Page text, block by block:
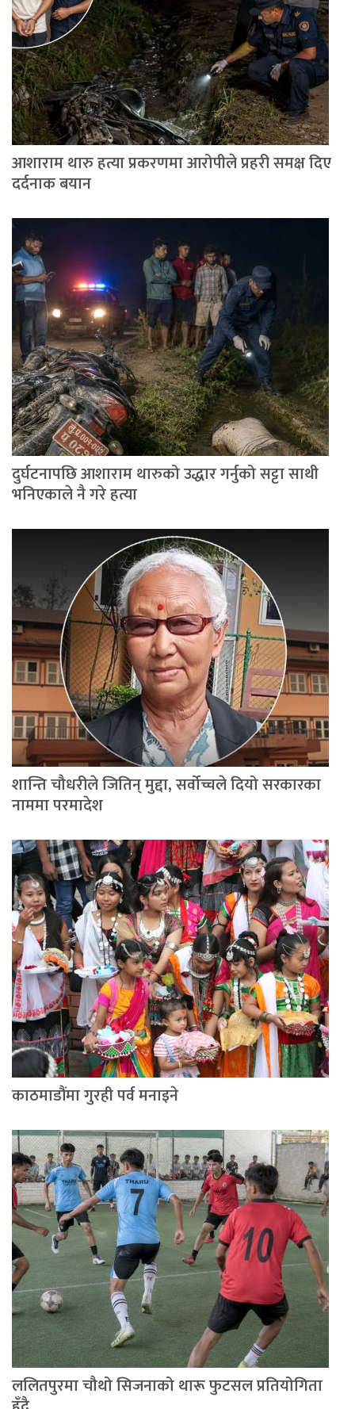
आशाराम थारु हत्या प्रकरणमा आरोपीले प्रहरी समक्ष दिए
दर्दनाक बयान
दुर्घटनापछि आशाराम थारुको उद्धार गर्नुको सट्टा साथी
भनिएकाले नै गरे हत्या
शान्ति चौधरीले जितिन् मुद्दा, सर्वोच्चले दियो सरकारका
नाममा परमादेश
काठमाडौंमा गुरही पर्व मनाइने
ललितपुरमा चौथो सिजनाको थारू फुटसल प्रतियोगिता